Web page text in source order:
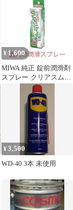
¥ 1,600
MIWA 純正 錠前潤滑剤
スプレー クリアスムー
¥3,500
WD-40 3本 未使用